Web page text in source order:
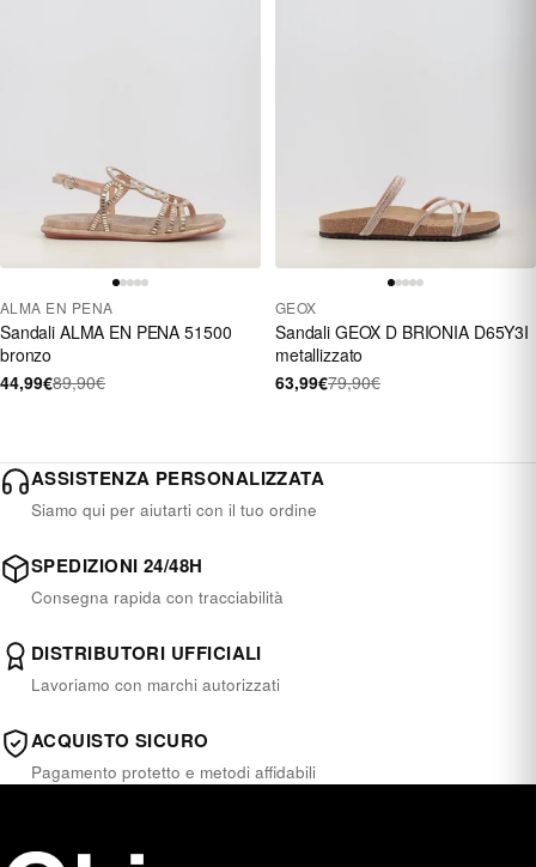
ALMA EN PENA
Sandali ALMA EN PENA 51500
bronzo
44,99€89,90€
GEOX
Sandali GEOX D BRIONIA D65Y3I
metallizzato
63,99€79,90€
ASSISTENZA PERSONALIZZATA
Siamo qui per aiutarti con il tuo ordine
SPEDIZIONI 24/48H
Consegna rapida con tracciabilità
DISTRIBUTORI UFFICIALI
Lavoriamo con marchi autorizzati
ACQUISTO SICURO
Pagamento protetto e metodi affidabili